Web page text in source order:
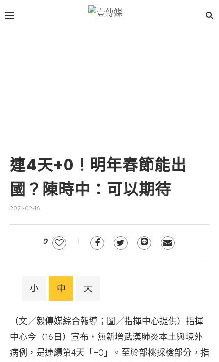
連4天+0！明年春節能出
國？陳時中：可以期待
2021-02-16
0
小 中 大
（文／毅傳媒綜合報導；圖／指揮中心提供）指揮
中心今（16日）宣布，無新增武漢肺炎本土與境外
病例，是連續第4天「+0」。至於部桃採檢部分，指